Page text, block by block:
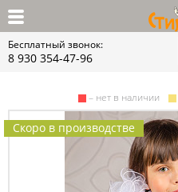
Бесплатный звонок:
8 930 354-47-96
– нет в наличии
Скоро в производстве